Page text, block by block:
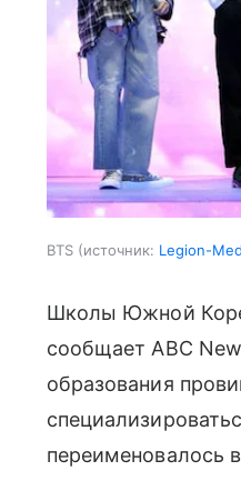
BTS источник: Legion-
Школы Южной
сообщает ABC
образования
переименовалось